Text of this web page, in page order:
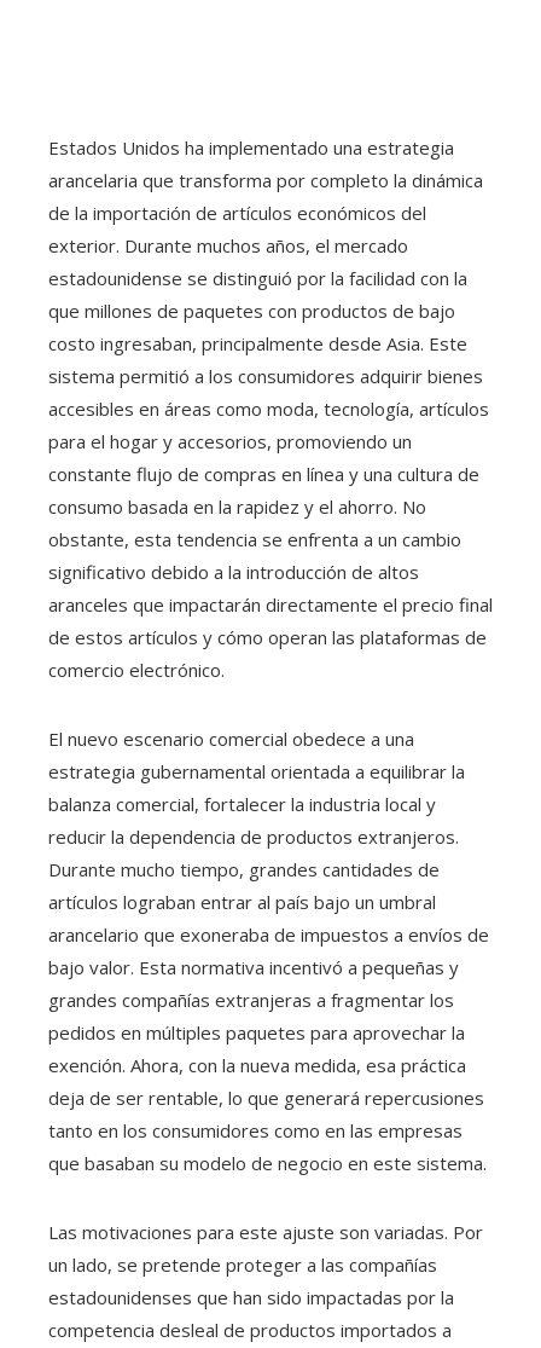
Estados Unidos ha implementado una estrategia
arancelaria que transforma por completo la dinámica
de la importación de artículos económicos del
exterior. Durante muchos años, el mercado
estadounidense se distinguió por la facilidad con la
que millones de paquetes con productos de bajo
costo ingresaban, principalmente desde Asia. Este
sistema permitió a los consumidores adquirir bienes
accesibles en áreas como moda, tecnología, artículos
para el hogar y accesorios, promoviendo un
constante flujo de compras en línea y una cultura de
consumo basada en la rapidez y el ahorro. No
obstante, esta tendencia se enfrenta a un cambio
significativo debido a la introducción de altos
aranceles que impactarán directamente el precio final
de estos artículos y cómo operan las plataformas de
comercio electrónico.
El nuevo escenario comercial obedece a una
estrategia gubernamental orientada a equilibrar la
balanza comercial, fortalecer la industria local y
reducir la dependencia de productos extranjeros.
Durante mucho tiempo, grandes cantidades de
artículos lograban entrar al país bajo un umbral
arancelario que exoneraba de impuestos a envíos de
bajo valor. Esta normativa incentivó a pequeñas y
grandes compañías extranjeras a fragmentar los
pedidos en múltiples paquetes para aprovechar la
exención. Ahora, con la nueva medida, esa práctica
deja de ser rentable, lo que generará repercusiones
tanto en los consumidores como en las empresas
que basaban su modelo de negocio en este sistema.
Las motivaciones para este ajuste son variadas. Por
un lado, se pretende proteger a las compañías
estadounidenses que han sido impactadas por la
competencia desleal de productos importados a